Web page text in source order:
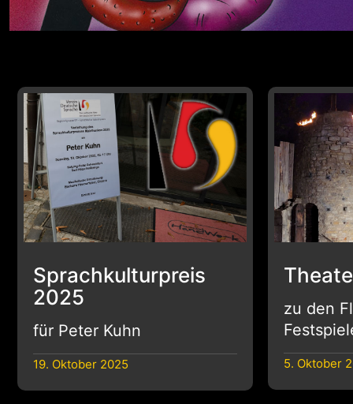
Sprachkulturpreis
2025
für Peter Kuhn
19. Oktober 2025
zu den
5. Oktober